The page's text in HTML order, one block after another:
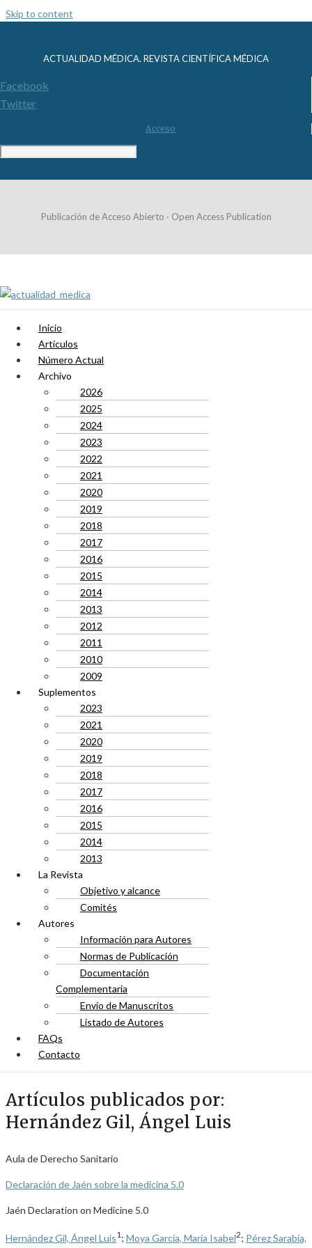
Skip to content
ACTUALIDAD MÉDICA. REVISTA CIENTÍFICA MÉDICA
Facebook
Twitter
Acceso
Publicación de Acceso Abierto · Open Access Publication
Inicio
Artículos
Número Actual
Archivo
2026
2025
2024
2023
2022
2021
2020
2019
2018
2017
2016
2015
2014
2013
2012
2011
2010
2009
Suplementos
2023
2021
2020
2019
2018
2017
2016
2015
2014
2013
La Revista
Objetivo y alcance
Comités
Autores
Información para Autores
Normas de Publicación
Documentación
Complementaria
Envío de Manuscritos
Listado de Autores
FAQs
Contacto
Artículos publicados por:
Hernández Gil, Ángel Luis
Aula de Derecho Sanitario
Declaración de Jaén sobre la medicina 5.0
Jaén Declaration on Medicine 5.0
Hernández Gil, Ángel Luis1 ; Moya García, María Isabel2; Pérez Sarabia,